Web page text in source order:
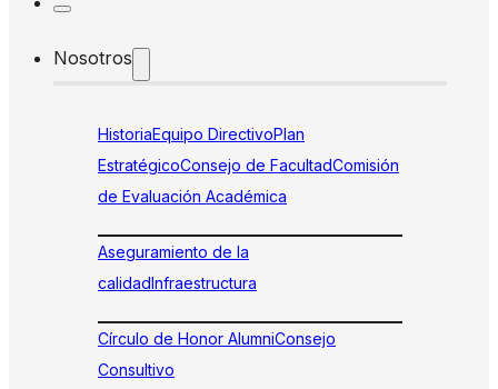
Nosotros
HistoriaEquipo DirectivoPlan
EstratégicoConsejo de FacultadComisión
de Evaluación Académica
Aseguramiento de la
calidadInfraestructura
Círculo de Honor AlumniConsejo
Consultivo